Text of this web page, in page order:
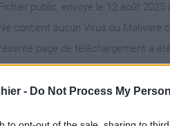
- Do Not Process My
Fichier public, envoyé le 12 août
Ne contient aucun Virus ou Malware
page de téléchargement a
www.petit-fichier.fr/2025/08/12/